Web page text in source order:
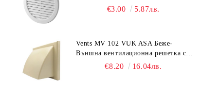
€3.00 5.87лв.
Vents MV 102 VUK ASA Беже-
Външна вентилационна решетка с
гравитачна клапа Ø 100, Ø 125,
€8.20 16.04лв.